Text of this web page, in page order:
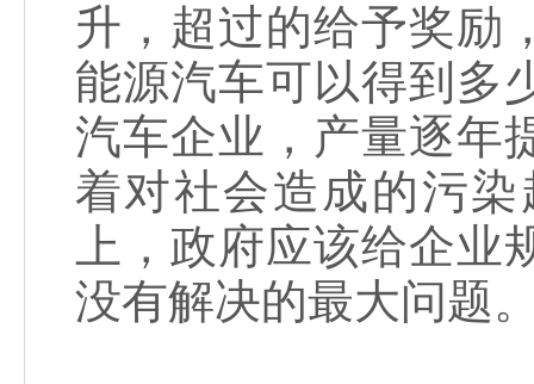
升，超过的给予奖励
能源汽车可以得到多
汽车企业，产量逐年
着对社会造成的污
上，政府应该给企
没有解决的最大问题